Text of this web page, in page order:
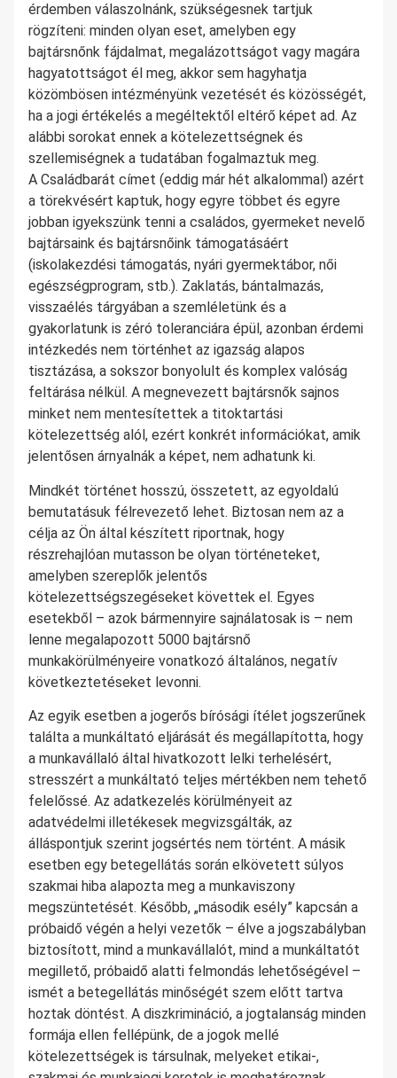
érdemben válaszolnánk, szükségesnek tartjuk
rögzíteni: minden olyan eset, amelyben egy
bajtársnőnk fájdalmat, megalázottságot vagy magára
hagyatottságot él meg, akkor sem hagyhatja
közömbösen intézményünk vezetését és közösségét,
ha a jogi értékelés a megéltektől eltérő képet ad. Az
alábbi sorokat ennek a kötelezettségnek és
szellemiségnek a tudatában fogalmaztuk meg.
A Családbarát címet (eddig már hét alkalommal) azért
a törekvésért kaptuk, hogy egyre többet és egyre
jobban igyekszünk tenni a családos, gyermeket nevelő
bajtársaink és bajtársnőink támogatásáért
(iskolakezdési támogatás, nyári gyermektábor, női
egészségprogram, stb.). Zaklatás, bántalmazás,
visszaélés tárgyában a szemléletünk és a
gyakorlatunk is zéró toleranciára épül, azonban érdemi
intézkedés nem történhet az igazság alapos
tisztázása, a sokszor bonyolult és komplex valóság
feltárása nélkül. A megnevezett bajtársnők sajnos
minket nem mentesítettek a titoktartási
kötelezettség alól, ezért konkrét információkat, amik
jelentősen árnyalnák a képet, nem adhatunk ki.
Mindkét történet hosszú, összetett, az egyoldalú
bemutatásuk félrevezető lehet. Biztosan nem az a
célja az Ön által készített riportnak, hogy
részrehajlóan mutasson be olyan történeteket,
amelyben szereplők jelentős
kötelezettségszegéseket követtek el. Egyes
esetekből – azok bármennyire sajnálatosak is – nem
lenne megalapozott 5000 bajtársnő
munkakörülményeire vonatkozó általános, negatív
következtetéseket levonni.
Az egyik esetben a jogerős bírósági ítélet jogszerűnek
találta a munkáltató eljárását és megállapította, hogy
a munkavállaló által hivatkozott lelki terhelésért,
stresszért a munkáltató teljes mértékben nem tehető
felelőssé. Az adatkezelés körülményeit az
adatvédelmi illetékesek megvizsgálták, az
álláspontjuk szerint jogsértés nem történt. A másik
esetben egy betegellátás során elkövetett súlyos
szakmai hiba alapozta meg a munkaviszony
megszüntetését. Később, „második esély” kapcsán a
próbaidő végén a helyi vezetők – élve a jogszabályban
biztosított, mind a munkavállalót, mind a munkáltatót
megillető, próbaidő alatti felmondás lehetőségével –
ismét a betegellátás minőségét szem előtt tartva
hoztak döntést. A diszkrimináció, a jogtalanság minden
formája ellen fellépünk, de a jogok mellé
kötelezettségek is társulnak, melyeket etikai-,